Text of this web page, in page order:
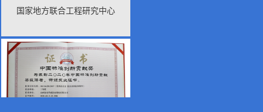
国家地方联合工程研究中心